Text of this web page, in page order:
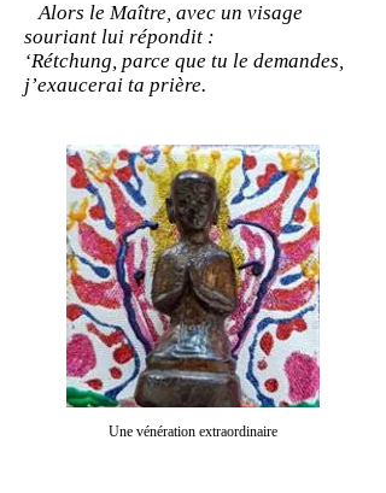
Alors le Maître, avec un visage
souriant lui répondit :
‘Rétchung, parce que tu le demandes,
j’exaucerai ta prière.
Une vénération extraordinaire